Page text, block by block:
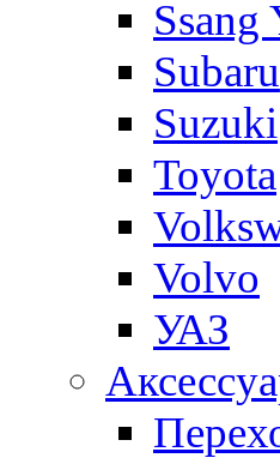
Ssang
Subaru
Suzuki
Toyota
Volvo
УАЗ